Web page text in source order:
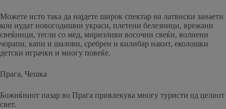
Можете исто така да најдете широк спектар на латвиски занаети
кои нудат новогодишни украси, плетени белезници, врежани
свеќници, тегли со мед, миризливи восочни свеќи, волнени
чорапи, капи и шалови, сребрен и килибар накит, еколошки
детски играчки и многу повеќе.
Прага, Чешка
Божиќниот пазар во Прага привлекува многу туристи од целиот
свет.